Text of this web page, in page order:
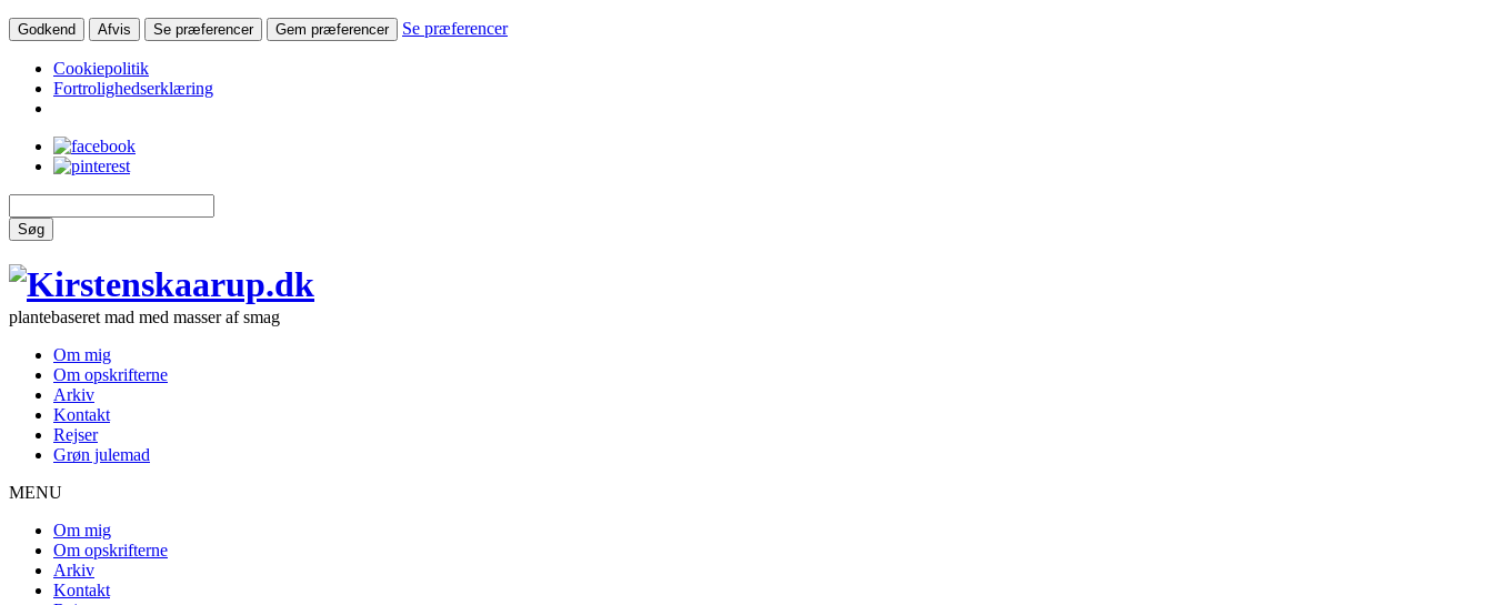
Godkend Afvis Se præferencer Gem præferencer Se præferencer
Cookiepolitik
Fortrolighedserklæring
Søg
plantebaseret mad med masser af smag
Om mig
Om opskrifterne
Arkiv
Kontakt
Rejser
Grøn julemad
MENU
Om mig
Om opskrifterne
Arkiv
Kontakt